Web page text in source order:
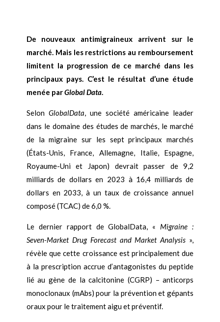
De nouveaux antimigraineux arrivent sur le
marché. Mais les restrictions au remboursement
limitent la progression de ce marché dans les
principaux pays. C’est le résultat d’une étude
menée parGlobal Data.
Selon GlobalData, une société américaine leader
dans le domaine des études de marchés, le marché
de la migraine sur les sept principaux marchés
(États-Unis, France, Allemagne, Italie, Espagne,
Royaume-Uni et Japon) devrait passer de 9,2
milliards de dollars en 2023 à 16,4 milliards de
dollars en 2033, à un taux de croissance annuel
composé (TCAC) de 6,0 %.
Le dernier rapport de GlobalData, « Migraine :
Seven-Market Drug Forecast and Market Analysis »,
révèle que cette croissance est principalement due
à la prescription accrue d’antagonistes du peptide
lié au gène de la calcitonine (CGRP) – anticorps
monoclonaux (mAbs) pour la prévention et gépants
oraux pour le traitement aigu et préventif.